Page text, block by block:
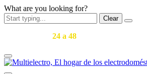
What are you looking for?
Clear
24 a 48horas en Medellín y